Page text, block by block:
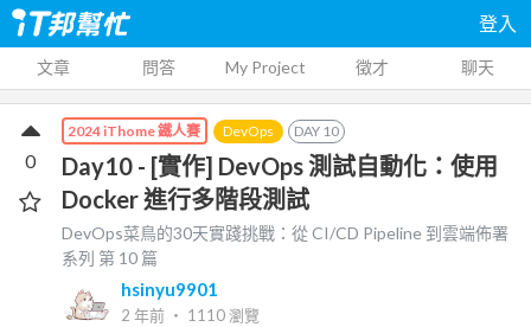
登入
文章 問答 My Project 徵才 聊天
2024 iThome 鐵人賽 DevOps DAY 10
Day10 - [實作] DevOps 測試自動化：使用
Docker 進行多階段測試
DevOps菜鳥的30天實踐挑戰：從 CI/CD Pipeline 到雲端佈署
系列 第 10 篇
hsinyu9901
2 年前 ‧ 1110瀏覽
0